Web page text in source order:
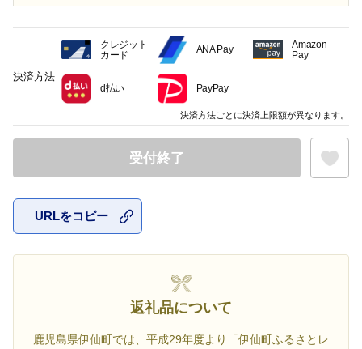
受付終了
URLをコピー
返礼品について
鹿児島県伊仙町では、平成29年度より「伊仙町ふるさとレ
決済方法
クレジット
カード
ANA Pay
Amazon
Pay
d払い PayPay
決済方法ごとに決済上限額が異なります。